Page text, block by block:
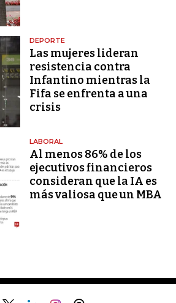
DEPORTE
Las mujeres lideran
resistencia contra
Infantino mientras la
Fifa se enfrenta a una
crisis
LABORAL
Al menos 86% de los
ejecutivos financieros
consideran que la IA es
más valiosa que un MBA